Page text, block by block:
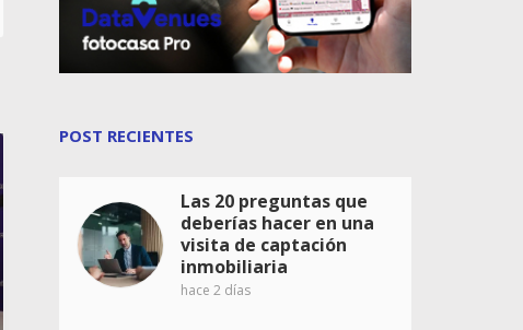
POST RECIENTES
Las 20 preguntas que
deberías hacer en una
visita de captación
inmobiliaria
hace 2 días